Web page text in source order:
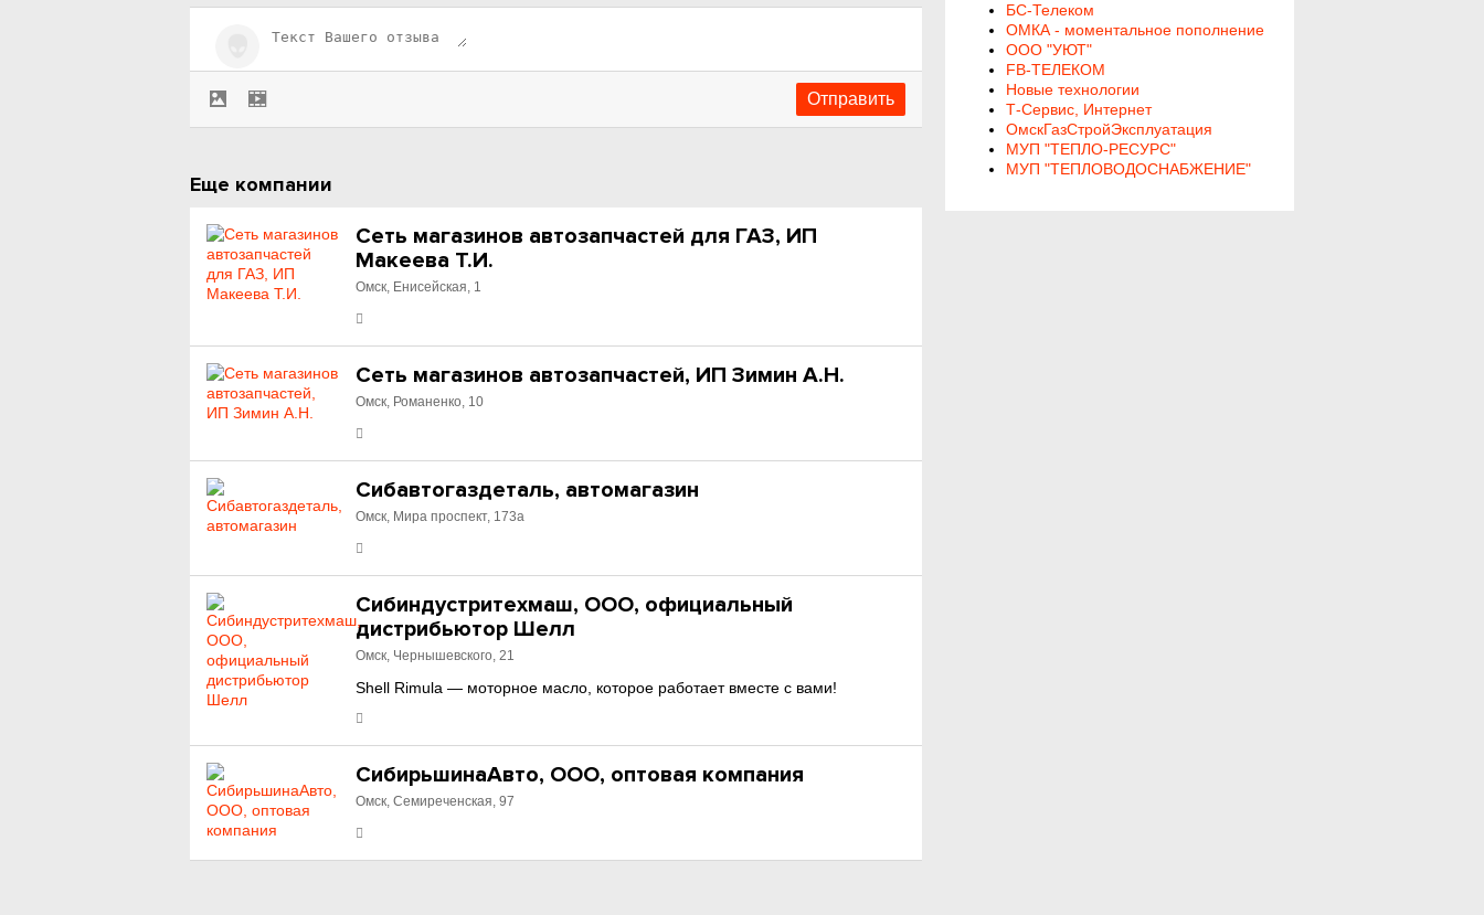
Еще компании
Сеть магазинов автозапчастей для ГАЗ, ИП
Макеева Т.И.
Омск, Енисейская, 1
Сеть магазинов автозапчастей, ИП Зимин А.Н.
Омск, Романенко, 10
Сибавтогаздеталь, автомагазин
Омск, Мира проспект, 173а
Сибиндустритехмаш, ООО, официальный
дистрибьютор Шелл
Омск, Чернышевского, 21
Shell Rimula — моторное масло, которое работает вместе с вами!
СибирьшинаАвто, ООО, оптовая компания
Омск, Семиреченская, 97
БС-Телеком
ОМКА - моментальное пополнение
ООО "УЮТ"
FB-ТЕЛЕКОМ
Новые технологии
Т-Сервис, Интернет
ОмскГазСтройЭксплуатация
МУП "ТЕПЛО-РЕСУРС"
МУП "ТЕПЛОВОДОСНАБЖЕНИЕ"